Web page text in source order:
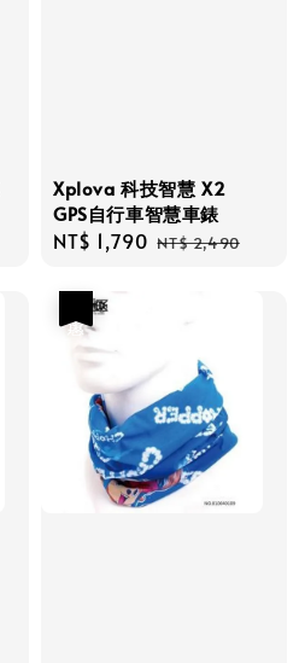
Xplova 科技智慧 X2
GPS自行車智慧車錶
Sale
NT$ 1,790 Regular
NT$ 2,490